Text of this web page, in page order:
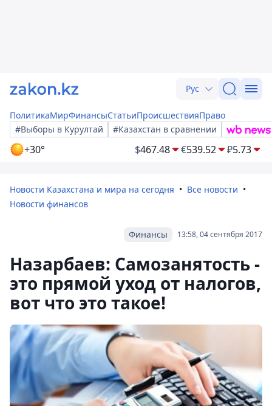
Рус
ПолитикаМирФинансыСтатьиПроисшествияПраво
#Выборы в Курултай
#Казахстан в сравнении
+30° $467.48 €539.52 ₽5.73
Новости Казахстана и мира на сегодня
Все новости
Новости финансов
13:58, 04 сентября 2017
Финансы
Назарбаев: Самозанятость -
это прямой уход от налогов,
вот что это такое!